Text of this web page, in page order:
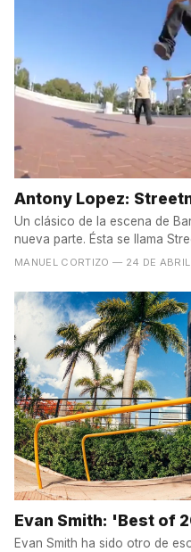
Antony Lopez:
Un clásico de la escena de
nueva parte. Ésta se llama
MANUEL CORTIZO — 24 DE ABRIL
Evan Smith: 'Best of
Evan Smith ha sido otro de